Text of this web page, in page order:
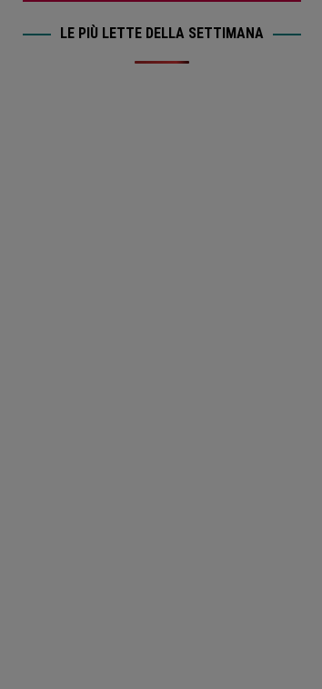
LE PIÙ LETTE DELLA SETTIMANA